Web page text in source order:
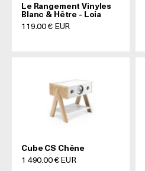
Le Rangement Vinyles
Blanc & Hêtre - Loia
Prix de vente
119.00 € EUR
Cube CS Chêne
Prix de vente
1 490.00 € EUR